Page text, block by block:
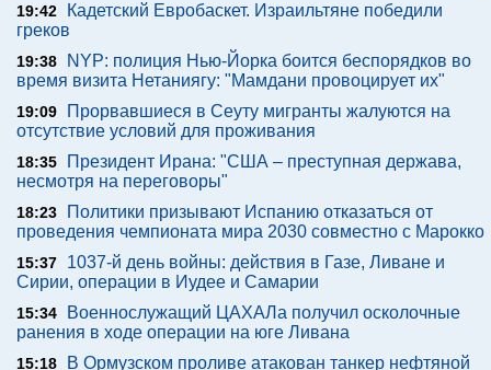
19:42
Кадетский Евробаскет. Израильтяне победили
греков
19:38
NYP: полиция Нью-Йорка боится беспорядков во
время визита Нетаниягу: "Мамдани провоцирует их"
19:09
Прорвавшиеся в Сеуту мигранты жалуются на
отсутствие условий для проживания
18:35
Президент Ирана: "США – преступная держава,
несмотря на переговоры"
18:23
Политики призывают Испанию отказаться от
проведения чемпионата мира 2030 совместно с Марокко
15:37
1037-й день войны: действия в Газе, Ливане и
Сирии, операции в Иудее и Самарии
15:34
Военнослужащий ЦАХАЛа получил осколочные
ранения в ходе операции на юге Ливана
15:18 В Ормузском проливе атакован танкер нефтяной